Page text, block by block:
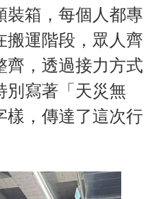
裝箱，每個人都專
搬運階段，眾人齊
齊，透過接力方式
別寫著「天災無
樣，傳達了這次行